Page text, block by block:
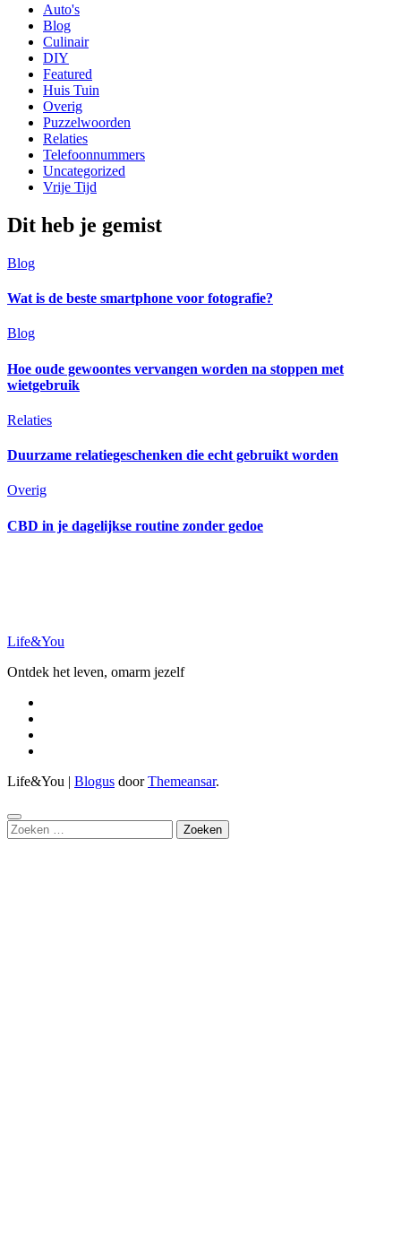
Auto's
Blog
Culinair
DIY
Featured
Huis Tuin
Overig
Puzzelwoorden
Relaties
Telefoonnummers
Uncategorized
Vrije Tijd
Dit heb je gemist
Blog
Wat is de beste smartphone voor fotografie?
Blog
Hoe oude gewoontes vervangen worden na stoppen met
wietgebruik
Relaties
Duurzame relatiegeschenken die echt gebruikt worden
Overig
CBD in je dagelijkse routine zonder gedoe
Life&You
Ontdek het leven, omarm jezelf
Life&You | Blogus doorThemeansar.
Zoeken
naar: